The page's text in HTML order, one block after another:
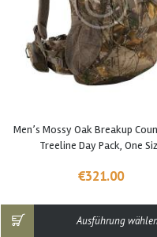
Men’s Mossy Oak Breakup
Treeline Day Pack, One
€321.00
Ausführung
Produkt
auf.
Die